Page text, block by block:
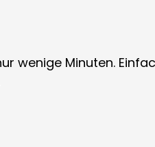
wenige Minuten.